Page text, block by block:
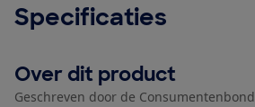
Specificaties
Over dit product
Geschreven door de Consumentenbond